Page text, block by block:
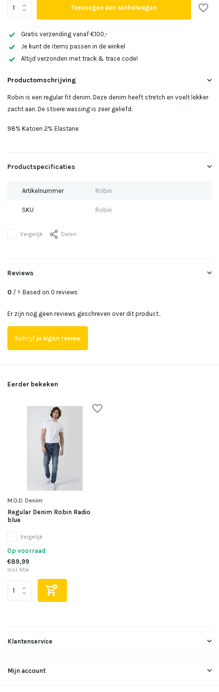
Toevoegen aan winkelwagen
Gratis verzending vanaf €100,-
Je kunt de items passen in de winkel
Altijd verzonden met track & trace code!
Productomschrijving
Robin is een regular fit denim. Deze denim heeft stretch en voelt lekker
zacht aan. De stoere wassing is zeer geliefd.
98% Katoen 2% Elastane
Productspecificaties
Artikelnummer Robin
SKU Robin
Vergelijk Delen
Reviews
0 / 5 Based on 0 reviews
Er zijn nog geen reviews geschreven over dit product..
Schrijf je eigen review
Eerder bekeken
M.O.D. Denim
Regular Denim Robin Radio
blue
Vergelijk
Op voorraad
€89,99
Incl. btw
Klantenservice
Mijn account